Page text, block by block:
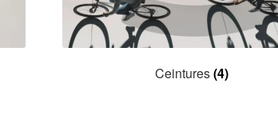
Ceintures(4)